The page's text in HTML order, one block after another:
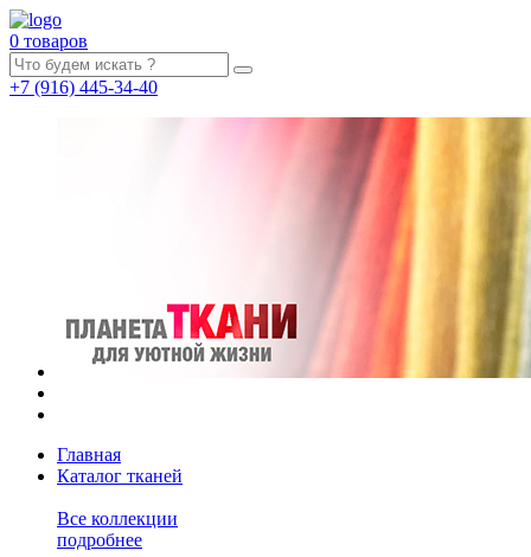
0 товаров
+7 (916) 445-34-40
Главная
Каталог тканей
Все коллекции
подробнее